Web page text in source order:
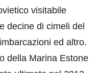
visitabile
decine di cimeli del
ed altro.
della Marina Estone